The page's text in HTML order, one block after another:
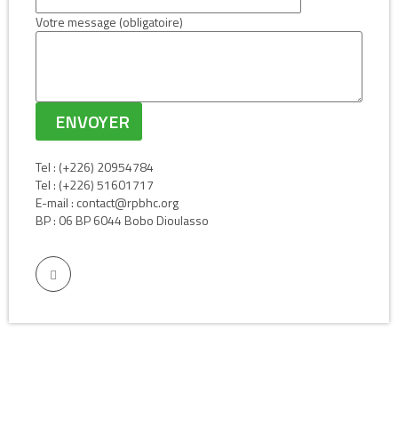
Votre message (obligatoire)
Tel : (+226) 20954784
Tel : (+226) 51601717
E-mail : contact@rpbhc.org
BP : 06 BP 6044 Bobo Dioulasso